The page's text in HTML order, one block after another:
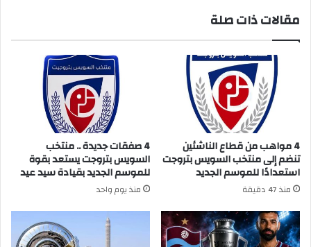
مقالات ذات صلة
4 مواهب من قطاع الناشئين
تنضم إلى منتخب السويس بتروجت
استعدادًا للموسم الجديد
منذ 47 دقيقة
4 صفقات جديدة .. منتخب
السويس بتروجت يستعد بقوة
للموسم الجديد بقيادة سيد عيد
منذ يوم واحد